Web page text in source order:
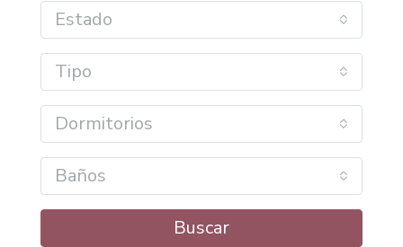
Estado
Tipo
Dormitorios
Baños
Buscar